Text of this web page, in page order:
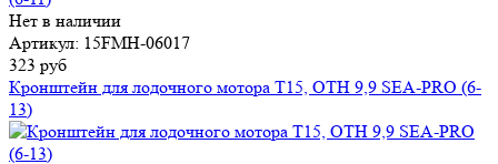
Нет в наличии
Артикул: 15FMH-06017
323 руб
Кронштейн для лодочного мотора T15, OTH 9,9 SEA-PRO (6-
13)